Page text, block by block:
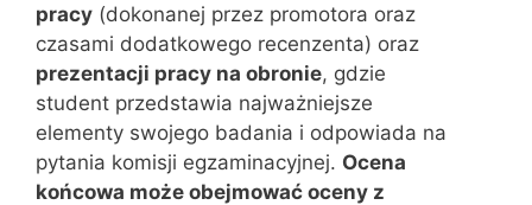
pracy (dokonanej przez promotora oraz
czasami dodatkowego recenzenta) oraz
prezentacji pracy na obronie, gdzie
student przedstawia najważniejsze
elementy swojego badania i odpowiada na
pytania komisji egzaminacyjnej. Ocena
końcowa może obejmować oceny z